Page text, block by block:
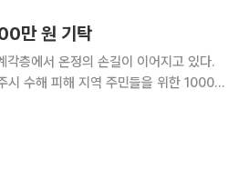
만 원 기탁
층에서 온정의 손길이 이어지고 있다.
시 수해 피해 지역 주민들을 위한 1000만
계자